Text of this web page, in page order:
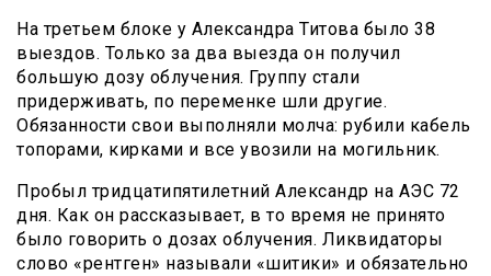
На третьем блоке у Александра Титова было 38
выездов. Только за два выезда он получил
большую дозу облучения. Группу стали
придерживать, по переменке шли другие.
Обязанности свои выполняли молча: рубили кабель
топорами, кирками и все увозили на могильник.
Пробыл тридцатипятилетний Александр на АЭС 72
дня. Как он рассказывает, в то время не принято
было говорить о дозах облучения. Ликвидаторы
слово «рентген» называли «шитики» и обязательно